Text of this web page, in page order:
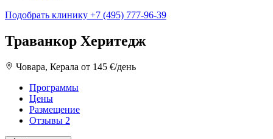
Подобрать клинику +7 (495) 777-96-39
Траванкор Херитедж
Човара, Керала от 145 €/день
Программы
Цены
Размещение
Отзывы 2